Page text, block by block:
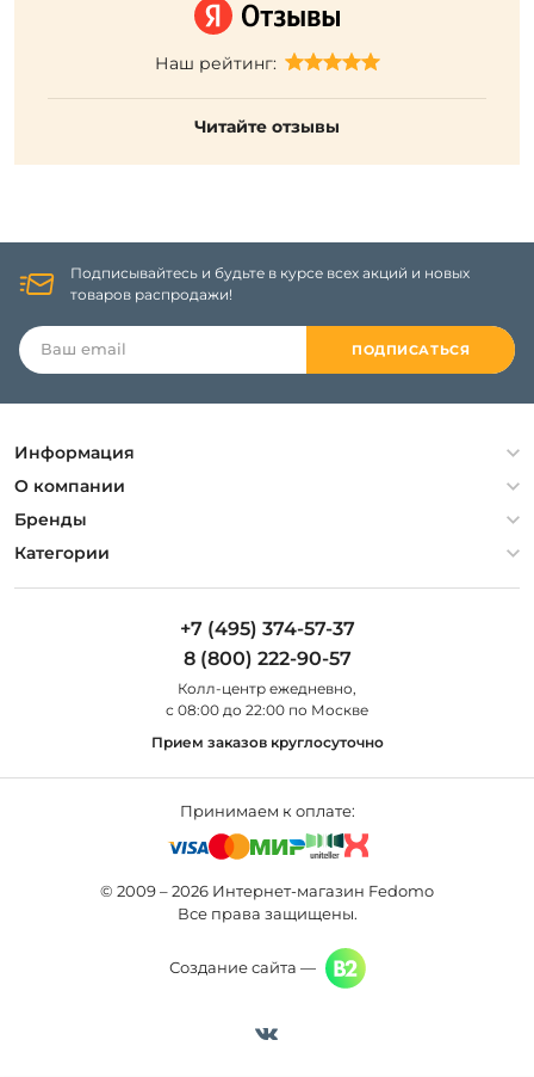
Наш рейтинг:
Читайте отзывы
Подписывайтесь и будьте в курсе всех акций и новых
товаров распродажи!
ПОДПИСАТЬСЯ
Информация
Политика конфиденциальности
Гарантия
Оплата и доставка
О компании
О компании
Контакты
Бренды
Artelamp
Категории
Люстры
Уличные светильники
+7 (495) 374-57-37
8 (800) 222-90-57
Колл-центр eжедневно,
с 08:00 до 22:00 по Москве
Прием заказов круглосуточно
Принимаем к оплате:
© 2009 – 2026 Интернет-магазин Fedomo
Все права защищены.
Создание сайта —